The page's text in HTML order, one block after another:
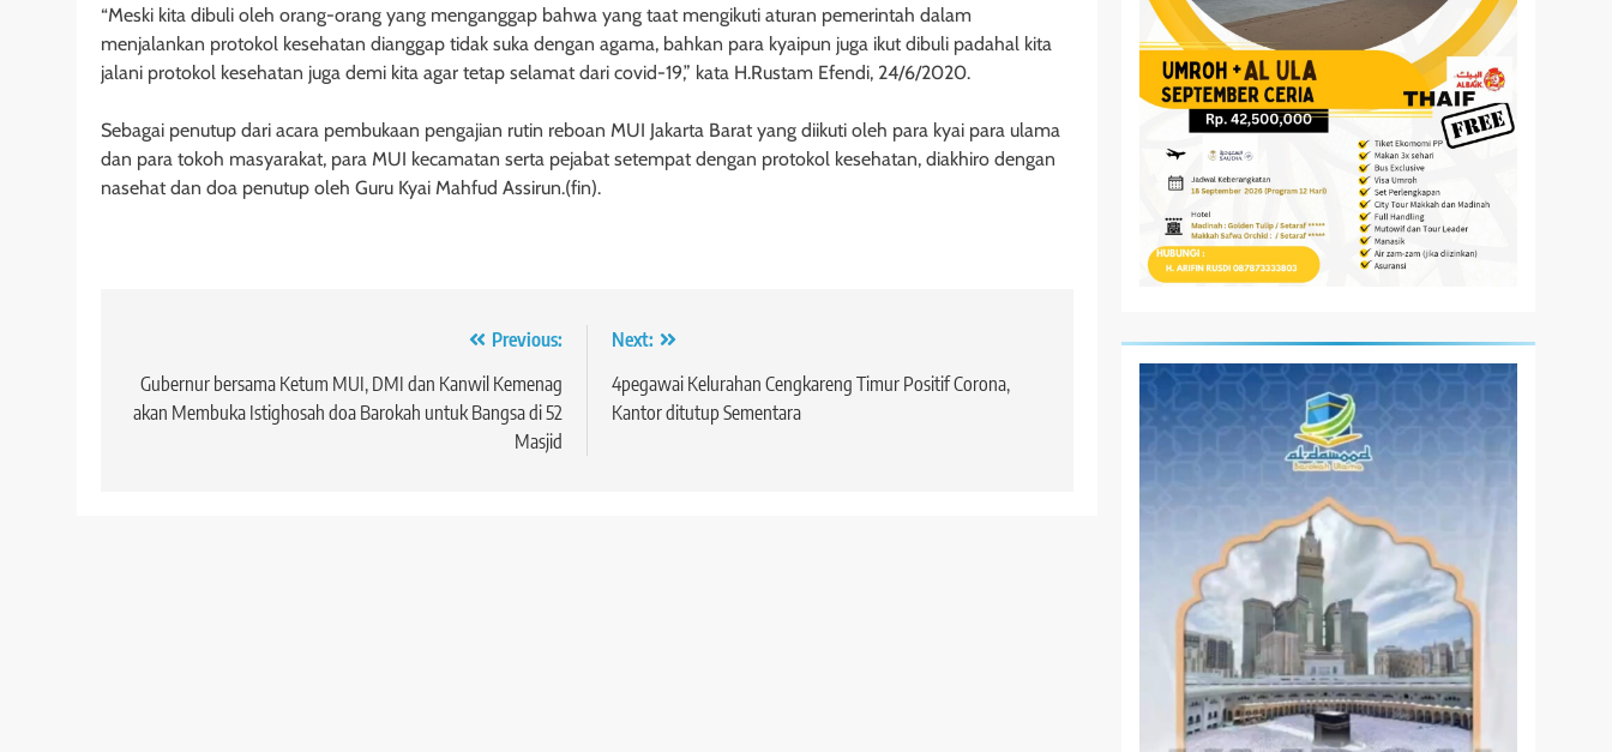
“Meski kita dibuli oleh orang-orang yang menganggap bahwa yang taat mengikuti aturan pemerintah dalam
menjalankan protokol kesehatan dianggap tidak suka dengan agama, bahkan para kyaipun juga ikut dibuli padahal kita
jalani protokol kesehatan juga demi kita agar tetap selamat dari covid-19,” kata H.Rustam Efendi, 24/6/2020.
Sebagai penutup dari acara pembukaan pengajian rutin reboan MUI Jakarta Barat yang diikuti oleh para kyai para ulama
dan para tokoh masyarakat, para MUI kecamatan serta pejabat setempat dengan protokol kesehatan, diakhiro dengan
nasehat dan doa penutup oleh Guru Kyai Mahfud Assirun.(fin).
pos
Previous:
Gubernur bersama Ketum MUI, DMI dan Kanwil Kemenag
akan Membuka Istighosah doa Barokah untuk Bangsa di 52
Masjid
Next:
4pegawai Kelurahan Cengkareng Timur Positif Corona,
Kantor ditutup Sementara